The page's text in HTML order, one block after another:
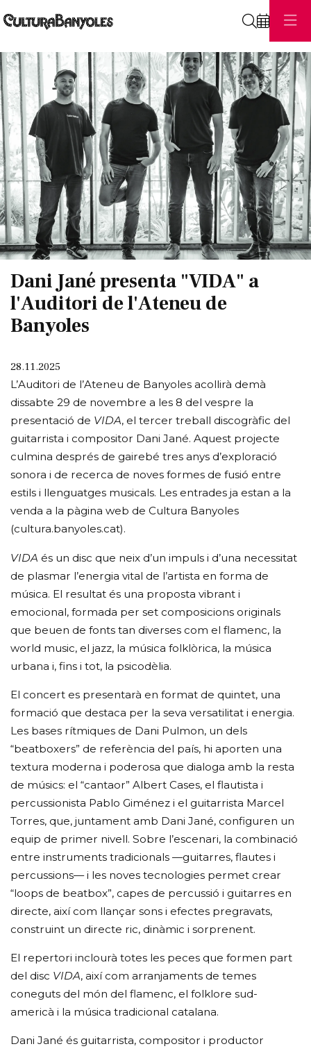
Dani Jané presenta "VIDA" a
l'Auditori de l'Ateneu de
Banyoles
28.11.2025
L’Auditori de l’Ateneu de Banyoles acollirà demà
dissabte 29 de novembre a les 8 del vespre la
presentació de VIDA, el tercer treball discogràfic del
guitarrista i compositor Dani Jané. Aquest projecte
culmina després de gairebé tres anys d’exploració
sonora i de recerca de noves formes de fusió entre
estils i llenguatges musicals. Les entrades ja estan a la
venda a la pàgina web de Cultura Banyoles
(cultura.banyoles.cat).
VIDA és un disc que neix d’un impuls i d’una necessitat
de plasmar l’energia vital de l’artista en forma de
música. El resultat és una proposta vibrant i
emocional, formada per set composicions originals
que beuen de fonts tan diverses com el flamenc, la
world music, el jazz, la música folklòrica, la música
urbana i, fins i tot, la psicodèlia.
El concert es presentarà en format de quintet, una
formació que destaca per la seva versatilitat i energia.
Les bases rítmiques de Dani Pulmon, un dels
“beatboxers” de referència del país, hi aporten una
textura moderna i poderosa que dialoga amb la resta
de músics: el “cantaor” Albert Cases, el flautista i
percussionista Pablo Giménez i el guitarrista Marcel
Torres, que, juntament amb Dani Jané, configuren un
equip de primer nivell. Sobre l’escenari, la combinació
entre instruments tradicionals —guitarres, flautes i
percussions— i les noves tecnologies permet crear
“loops de beatbox”, capes de percussió i guitarres en
directe, així com llançar sons i efectes pregravats,
construint un directe ric, dinàmic i sorprenent.
El repertori inclourà totes les peces que formen part
del disc VIDA, així com arranjaments de temes
coneguts del món del flamenc, el folklore sud-
americà i la música tradicional catalana.
Dani Jané és guitarrista, compositor i productor